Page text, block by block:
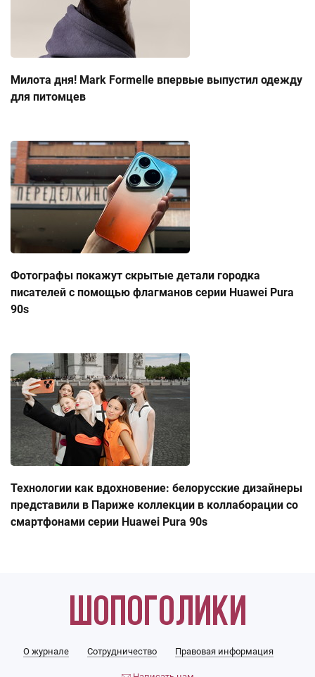
Милота дня! Mark Formelle впервые выпустил одежду
для питомцев
Фотографы покажут скрытые детали городка
писателей с помощью флагманов серии Huawei Pura
90s
Технологии как вдохновение: белорусские дизайнеры
представили в Париже коллекции в коллаборации со
смартфонами серии Huawei Pura 90s
О журнале Сотрудничество Правовая информация